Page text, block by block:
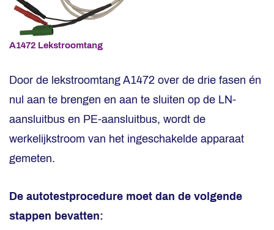
A1472 Lekstroomtang
Door de lekstroomtang A1472 over de drie fasen én
nul aan te brengen en aan te sluiten op de LN-
aansluitbus en PE-aansluitbus, wordt de
werkelijkstroom van het ingeschakelde apparaat
gemeten.
De autotestprocedure moet dan de volgende
stappen bevatten: